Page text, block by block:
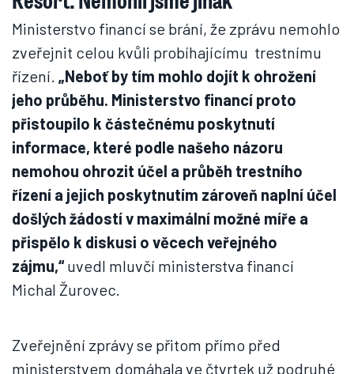
Ministerstvo financí se brání, že zprávu nemohlo
zveřejnit celou kvůli probíhajícímu trestnímu
řízení. „Neboť by tím mohlo dojít k ohrožení
jeho průběhu. Ministerstvo financí proto
přistoupilo k částečnému poskytnutí
informace, které podle našeho názoru
nemohou ohrozit účel a průběh trestního
řízení a jejich poskytnutím zároveň naplní účel
došlých žádostí v maximální možné míře a
přispělo k diskusi o věcech veřejného
zájmu,“uvedl mluvčí ministerstva financí
Michal Žurovec.
Zveřejnění zprávy se přitom přímo před
ministerstvem domáhala ve čtvrtek už podruhé